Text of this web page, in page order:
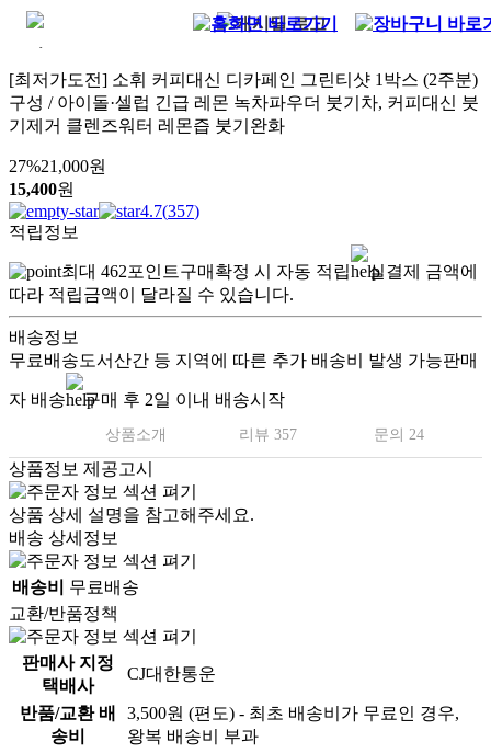
[최저가도전] 소휘 커피대신 디카페인 그린티샷 1박스 (2주분)
구성 / 아이돌·셀럽 긴급 레몬 녹차파우더 붓기차, 커피대신 붓
기제거 클렌즈워터 레몬즙 붓기완화
27%21,000원
15,400원
4.7(357)
적립정보
최대 462포인트구매확정 시 자동 적립
실결제 금액에
따라 적립금액이 달라질 수 있습니다.
배송정보
무료배송도서산간 등 지역에 따른 추가 배송비 발생 가능판매
자 배송 구매 후 2일 이내 배송시작
상품소개 리뷰 357 문의 24
상품정보 제공고시
상품 상세 설명을 참고해주세요.
배송 상세정보
배송비
무료배송
교환/반품정책
판매사 지정
택배사
CJ대한통운
반품/교환 배
송비
3,500원 (편도) - 최초 배송비가 무료인 경우,
왕복 배송비 부과